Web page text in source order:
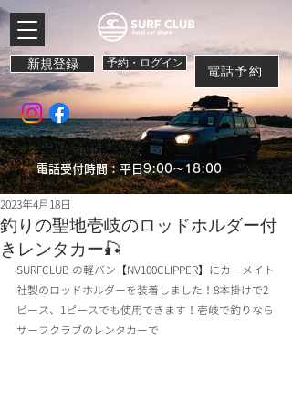
新規登録 予約・ログイン
電話予約
電話受付時間：平日9:00～18:00
釣りの聖地壱岐のロッドホルダー付
きレンタカー🎣
2023年4月18日
SURFCLUB の軽バン【NV100CLIPPER】にカーメイト
社製のロッドホルダーを装着しました！8本掛けで2
ピース、1ピースでも使用できます！壱岐で釣りなら
サーフクラブのレンタカーで